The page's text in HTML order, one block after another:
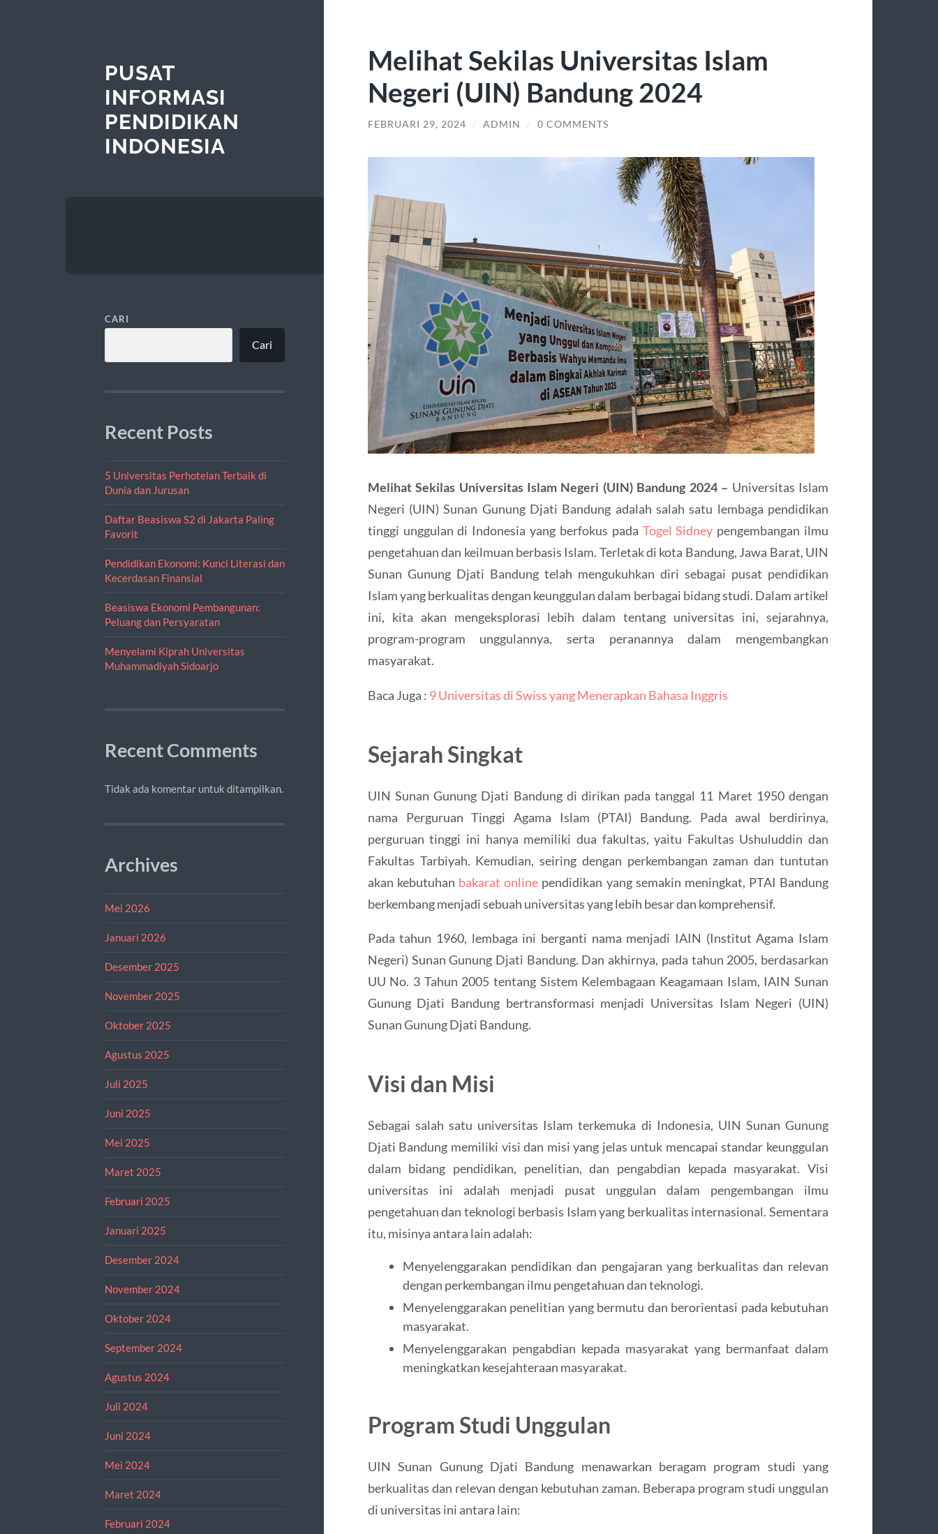
PUSAT
INFORMASI
PENDIDIKAN
INDONESIA
CARI
Cari
Recent Posts
5 Universitas Perhotelan Terbaik di
Dunia dan Jurusan
Daftar Beasiswa S2 di Jakarta Paling
Favorit
Pendidikan Ekonomi: Kunci Literasi dan
Kecerdasan Finansial
Beasiswa Ekonomi Pembangunan:
Peluang dan Persyaratan
Menyelami Kiprah Universitas
Muhammadiyah Sidoarjo
Recent Comments
Tidak ada komentar untuk ditampilkan.
Archives
Mei 2026
Januari 2026
Desember 2025
November 2025
Oktober 2025
Agustus 2025
Juli 2025
Juni 2025
Mei 2025
Maret 2025
Februari 2025
Januari 2025
Desember 2024
November 2024
Oktober 2024
September 2024
Agustus 2024
Juli 2024
Juni 2024
Mei 2024
Maret 2024
Februari 2024
Melihat Sekilas Universitas Islam
Negeri (UIN) Bandung 2024
FEBRUARI 29, 2024 / ADMIN / 0 COMMENTS
Melihat Sekilas Universitas Islam Negeri (UIN) Bandung 2024 – Universitas Islam
Negeri (UIN) Sunan Gunung Djati Bandung adalah salah satu lembaga pendidikan
tinggi unggulan di Indonesia yang berfokus pada Togel Sidney pengembangan ilmu
pengetahuan dan keilmuan berbasis Islam. Terletak di kota Bandung, Jawa Barat, UIN
Sunan Gunung Djati Bandung telah mengukuhkan diri sebagai pusat pendidikan
Islam yang berkualitas dengan keunggulan dalam berbagai bidang studi. Dalam artikel
ini, kita akan mengeksplorasi lebih dalam tentang universitas ini, sejarahnya,
program-program unggulannya, serta peranannya dalam mengembangkan
masyarakat.
Baca Juga : 9 Universitas di Swiss yang Menerapkan Bahasa Inggris
Sejarah Singkat
UIN Sunan Gunung Djati Bandung di dirikan pada tanggal 11 Maret 1950 dengan
nama Perguruan Tinggi Agama Islam (PTAI) Bandung. Pada awal berdirinya,
perguruan tinggi ini hanya memiliki dua fakultas, yaitu Fakultas Ushuluddin dan
Fakultas Tarbiyah. Kemudian, seiring dengan perkembangan zaman dan tuntutan
akan kebutuhan bakarat online pendidikan yang semakin meningkat, PTAI Bandung
berkembang menjadi sebuah universitas yang lebih besar dan komprehensif.
Pada tahun 1960, lembaga ini berganti nama menjadi IAIN (Institut Agama Islam
Negeri) Sunan Gunung Djati Bandung. Dan akhirnya, pada tahun 2005, berdasarkan
UU No. 3 Tahun 2005 tentang Sistem Kelembagaan Keagamaan Islam, IAIN Sunan
Gunung Djati Bandung bertransformasi menjadi Universitas Islam Negeri (UIN)
Sunan Gunung Djati Bandung.
Visi dan Misi
Sebagai salah satu universitas Islam terkemuka di Indonesia, UIN Sunan Gunung
Djati Bandung memiliki visi dan misi yang jelas untuk mencapai standar keunggulan
dalam bidang pendidikan, penelitian, dan pengabdian kepada masyarakat. Visi
universitas ini adalah menjadi pusat unggulan dalam pengembangan ilmu
pengetahuan dan teknologi berbasis Islam yang berkualitas internasional. Sementara
itu, misinya antara lain adalah:
Menyelenggarakan pendidikan dan pengajaran yang berkualitas dan relevan
dengan perkembangan ilmu pengetahuan dan teknologi.
Menyelenggarakan penelitian yang bermutu dan berorientasi pada kebutuhan
masyarakat.
Menyelenggarakan pengabdian kepada masyarakat yang bermanfaat dalam
meningkatkan kesejahteraan masyarakat.
Program Studi Unggulan
UIN Sunan Gunung Djati Bandung menawarkan beragam program studi yang
berkualitas dan relevan dengan kebutuhan zaman. Beberapa program studi unggulan
di universitas ini antara lain: